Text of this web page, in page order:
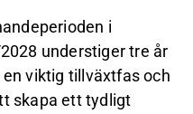
i
understiger tre år
viktig tillväxtfas och
skapa ett tydligt